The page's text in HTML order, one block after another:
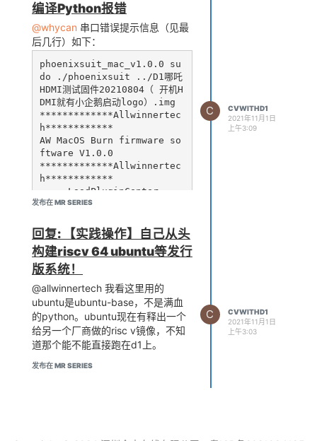
编译Python报错
@whycan 串口错误提示信息（见最
后几行）如下：
phoenixsuit_mac_v1.0.0 su
do ./phoenixsuit ../D1哪吒
HDMI测试固件20210804（ 开机H
DMI就有小企鹅启动logo）.img
*************Allwinnertec
h************
AW MacOS Burn firmware so
ftware V1.0.0
*************Allwinnertec
h************
-----LoadPluginCenter----
---
s/fengyuantao/Downloads/p
hoenixsuit_mac_v1.0.0/plg
vector.dll
library file path: /User
hoenixsuit_mac_v1.0.0/Liv
eProc.Plg
-----SetLiveProc-------
library file path: /User
s/fengyuantao/Downloads/p
vector.dll
发布在 MR SERIES
C
CVWITHD1
2021年11月1日
上午3:09
回复: 【实践操作】自己从头
构建riscv 64 ubuntu等发行
版系统！
@allwinnertech 我看这里用的
ubuntu是ubuntu-base，不是满血
的python。ubuntu现在有释出一个
给另一个厂商做的risc v镜像，不知
道那个能不能直接跑在d1上。
发布在 MR SERIES
C
CVWITHD1
2021年11月1日
上午3:03